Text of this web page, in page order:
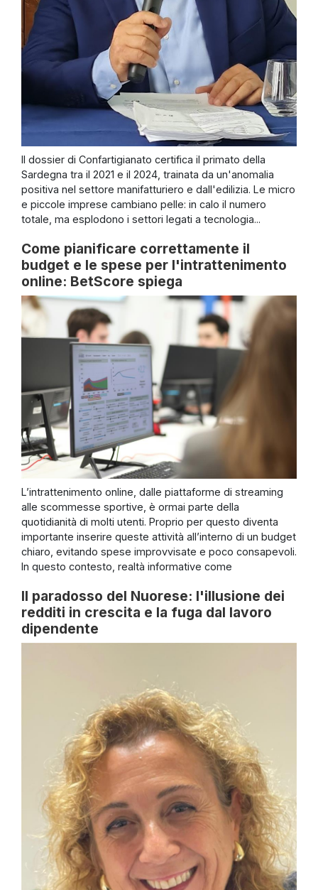
Il dossier di Confartigianato certifica il primato della
Sardegna tra il 2021 e il 2024, trainata da un'anomalia
positiva nel settore manifatturiero e dall'edilizia. Le micro
e piccole imprese cambiano pelle: in calo il numero
totale, ma esplodono i settori legati a tecnologia...
Come pianificare correttamente il
budget e le spese per l'intrattenimento
online: BetScore spiega
L’intrattenimento online, dalle piattaforme di streaming
alle scommesse sportive, è ormai parte della
quotidianità di molti utenti. Proprio per questo diventa
importante inserire queste attività all’interno di un budget
chiaro, evitando spese improvvisate e poco consapevoli.
In questo contesto, realtà informative come
Il paradosso del Nuorese: l'illusione dei
redditi in crescita e la fuga dal lavoro
dipendente